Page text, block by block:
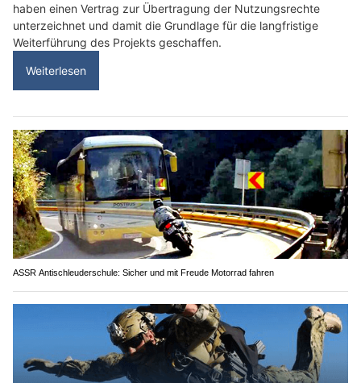
haben einen Vertrag zur Übertragung der Nutzungsrechte
unterzeichnet und damit die Grundlage für die langfristige
Weiterführung des Projekts geschaffen.
Weiterlesen
ASSR Antischleuderschule: Sicher und mit Freude Motorrad fahren